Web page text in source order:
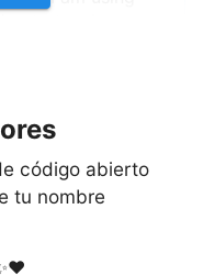
in a paper I'm
of your code
código abierto
tu nombre